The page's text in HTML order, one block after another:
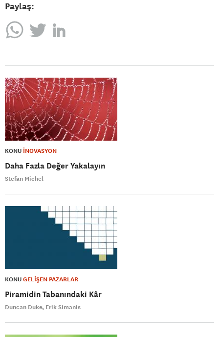
Paylaş:
KONU İNOVASYON
Daha Fazla Değer Yakalayın
Stefan Michel
KONUGELİŞEN PAZARLAR
Piramidin Tabanındaki Kâr
Duncan Duke Erik Simanis